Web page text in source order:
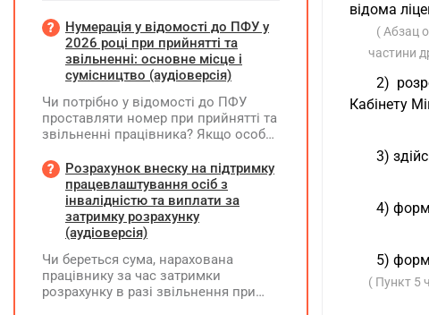
відома
( Абзац
частини
2)
Кабінету
3)
4)
5)
( Пункт 5
Нумерація у відомості до ПФУ у
2026 році при прийнятті та
звільненні: основне місце і
сумісництво (аудіоверсія)
Чи потрібно у відомості до ПФУ
проставляти номер при прийнятті та
звільненні працівника? Якщо особа
місцем роботи та за сумісництвом,
чи рахується це як два роботодавці?
Розрахунок внеску на підтримку
працевлаштування осіб з
інвалідністю та виплати за
затримку розрахунку
(аудіоверсія)
Чи береться сума, нарахована
працівнику за час затримки
розрахунку в разі звільнення при